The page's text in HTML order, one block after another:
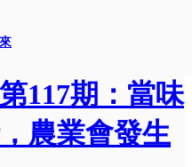
117期：當味
農業會發生